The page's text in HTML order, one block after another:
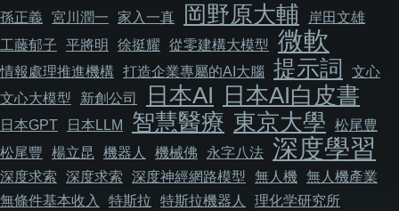
孫正義
宮川潤一 家入一真 岡野原大輔
岸田文雄
工藤郁子
平將明 徐挺耀 從零建構大模型 微軟
情報處理推進機構 打造企業專屬的AI大腦 提示詞
文心
文心大模型
新創公司 日本AI 日本AI白皮書
日本GPT 日本LLM 智慧醫療 東京大學
松尾豊
松尾豐
楊立昆 機器人 機械佛 永字八法 深度學習
深度求索 深度求索 深度神經網路模型 無人機 無人機產業
無條件基本收入
特斯拉 特斯拉機器人
理化学研究所